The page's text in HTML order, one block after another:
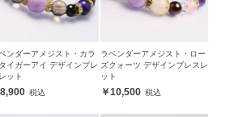
ンダーアメジスト・カラ
イガーアイ デザインブレ
ット
8,900
ラベンダーアメジスト・ロー
ズクォーツ デザインブレスレ
ット
10,500